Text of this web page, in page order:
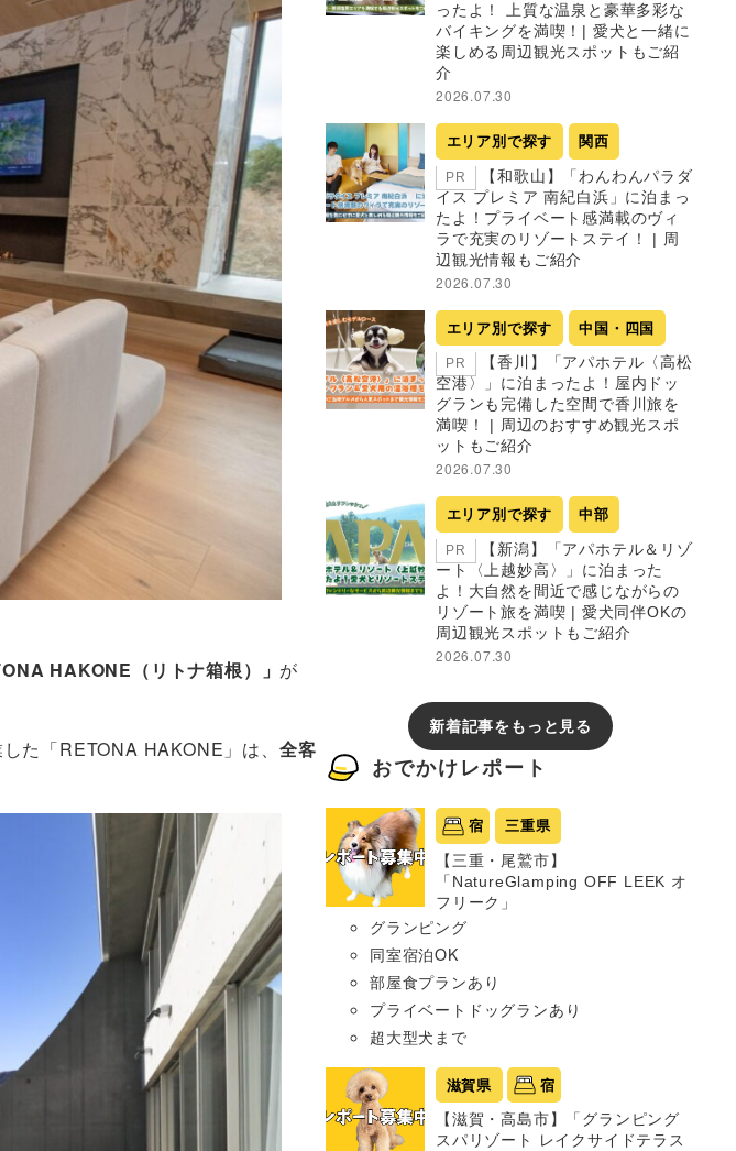
HAKONE（リトナ箱根）」 が
た「RETONA HAKONE」は、 全客
ったよ！ 上質な温泉と豪華多彩な
バイキングを満喫！| 愛犬と一緒に
楽しめる周辺観光スポットもご紹
介
2026.07.30
エリア別で探す 関西
PR
【和歌山】「わんわんパラダ
イス プレミア 南紀白浜」に泊まっ
たよ！プライベート感満載のヴィ
ラで充実のリゾートステイ！ | 周
辺観光情報もご紹介
2026.07.30
エリア別で探す 中国・四国
PR
【香川】「アパホテル〈高松
空港〉」に泊まったよ！屋内ドッ
グランも完備した空間で香川旅を
満喫！ | 周辺のおすすめ観光スポ
ットもご紹介
2026.07.30
エリア別で探す 中部
PR
【新潟】「アパホテル＆リゾ
ート〈上越妙高〉」に泊まった
よ！大自然を間近で感じながらの
リゾート旅を満喫 | 愛犬同伴OKの
周辺観光スポットもご紹介
2026.07.30
新着記事をもっと見る
おでかけレポート
宿 三重県
【三重・尾鷲市】
「NatureGlamping OFF LEEK オ
フリーク」
グランピング
同室宿泊OK
部屋食プランあり
プライベートドッグランあり
超大型犬まで
滋賀県 宿
【滋賀・高島市】「グランピング
スパリゾート レイクサイドテラス